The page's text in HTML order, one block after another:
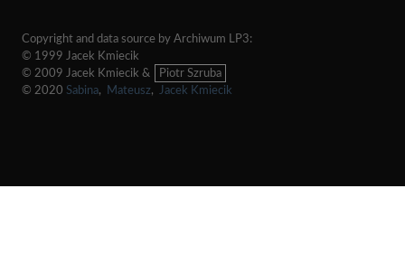
Copyright and data source by Archiwum LP3:
© 1999 Jacek Kmiecik
© 2009 Jacek Kmiecik &
Piotr Szruba
© 2020 Sabina, Mateusz, Jacek Kmiecik